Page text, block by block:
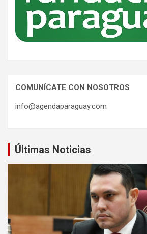
COMUNÍCATE CON NOSOTROS
info@agendaparaguay.com
Últimas Noticias